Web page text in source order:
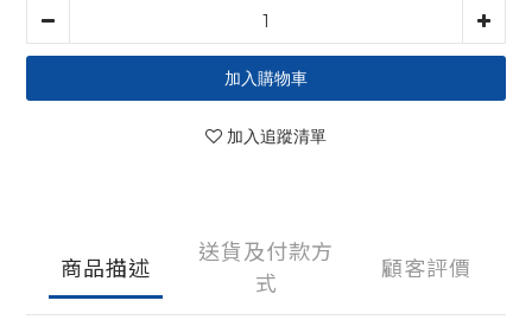
加入購物車
加入追蹤清單
商品描述
送貨及付款方
式
顧客評價